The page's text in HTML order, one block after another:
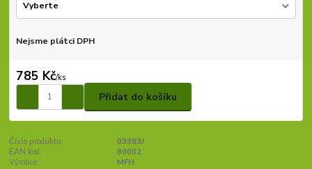
Nejsme plátci DPH
785 Kč/ks
Přidat do košíku
Číslo produktu:
03383J
EAN kód:
80002
Výrobce:
MFH